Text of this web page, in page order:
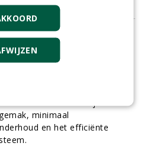
6 sec
met een druk op de
lanceerdeVermeer
speciaal voor de Europese
minimaal
en het efficiënte